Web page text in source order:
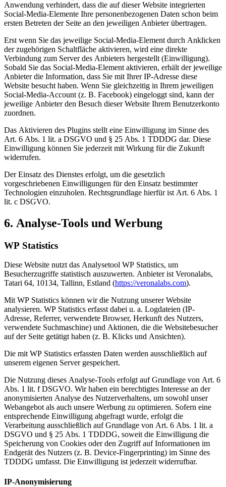
Anwendung verhindert, dass die auf dieser Website integrierten
Social-Media-Elemente Ihre personenbezogenen Daten schon beim
ersten Betreten der Seite an den jeweiligen Anbieter übertragen.
Erst wenn Sie das jeweilige Social-Media-Element durch Anklicken
der zugehörigen Schaltfläche aktivieren, wird eine direkte
Verbindung zum Server des Anbieters hergestellt (Einwilligung).
Sobald Sie das Social-Media-Element aktivieren, erhält der jeweilige
Anbieter die Information, dass Sie mit Ihrer IP-Adresse diese
Website besucht haben. Wenn Sie gleichzeitig in Ihrem jeweiligen
Social-Media-Account (z. B. Facebook) eingeloggt sind, kann der
jeweilige Anbieter den Besuch dieser Website Ihrem Benutzerkonto
zuordnen.
Das Aktivieren des Plugins stellt eine Einwilligung im Sinne des
Art. 6 Abs. 1 lit. a DSGVO und § 25 Abs. 1 TDDDG dar. Diese
Einwilligung können Sie jederzeit mit Wirkung für die Zukunft
widerrufen.
Der Einsatz des Dienstes erfolgt, um die gesetzlich
vorgeschriebenen Einwilligungen für den Einsatz bestimmter
Technologien einzuholen. Rechtsgrundlage hierfür ist Art. 6 Abs. 1
lit. c DSGVO.
6. Analyse-Tools und Werbung
WP Statistics
Diese Website nutzt das Analysetool WP Statistics, um
Besucherzugriffe statistisch auszuwerten. Anbieter ist Veronalabs,
Tatari 64, 10134, Tallinn, Estland (https://veronalabs.com).
Mit WP Statistics können wir die Nutzung unserer Website
analysieren. WP Statistics erfasst dabei u. a. Logdateien (IP-
Adresse, Referrer, verwendete Browser, Herkunft des Nutzers,
verwendete Suchmaschine) und Aktionen, die die Websitebesucher
auf der Seite getätigt haben (z. B. Klicks und Ansichten).
Die mit WP Statistics erfassten Daten werden ausschließlich auf
unserem eigenen Server gespeichert.
Die Nutzung dieses Analyse-Tools erfolgt auf Grundlage von Art. 6
Abs. 1 lit. f DSGVO. Wir haben ein berechtigtes Interesse an der
anonymisierten Analyse des Nutzerverhaltens, um sowohl unser
Webangebot als auch unsere Werbung zu optimieren. Sofern eine
entsprechende Einwilligung abgefragt wurde, erfolgt die
Verarbeitung ausschließlich auf Grundlage von Art. 6 Abs. 1 lit. a
DSGVO und § 25 Abs. 1 TDDDG, soweit die Einwilligung die
Speicherung von Cookies oder den Zugriff auf Informationen im
Endgerät des Nutzers (z. B. Device-Fingerprinting) im Sinne des
TDDDG umfasst. Die Einwilligung ist jederzeit widerrufbar.
IP-Anonymisierung